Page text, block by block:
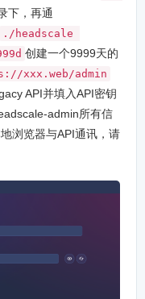
下，再通
./headscale
创建一个9999天的
xxx.web/admin
API并填入API密钥
admin所有信
浏览器与API通讯，请